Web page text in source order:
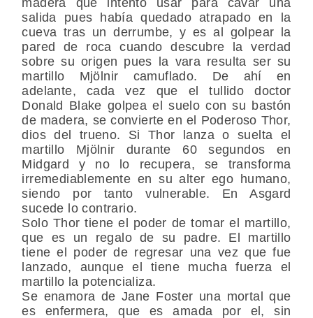
salida pues había quedado atrapado en la
cueva tras un derrumbe, y es al golpear la
pared de roca cuando descubre la verdad
sobre su origen pues la vara resulta ser su
martillo Mjölnir camuflado. De ahí en
adelante, cada vez que el tullido doctor
Donald Blake golpea el suelo con su bastón
de madera, se convierte en el Poderoso Thor,
dios del trueno. Si Thor lanza o suelta el
martillo Mjölnir durante 60 segundos en
Midgard y no lo recupera, se transforma
irremediablemente en su alter ego humano,
siendo por tanto vulnerable. En Asgard
sucede lo contrario.
Solo Thor tiene el poder de tomar el martillo,
que es un regalo de su padre. El martillo
tiene el poder de regresar una vez que fue
lanzado, aunque el tiene mucha fuerza el
martillo la potencializa.
Se enamora de Jane Foster una mortal que
es enfermera, que es amada por el, sin